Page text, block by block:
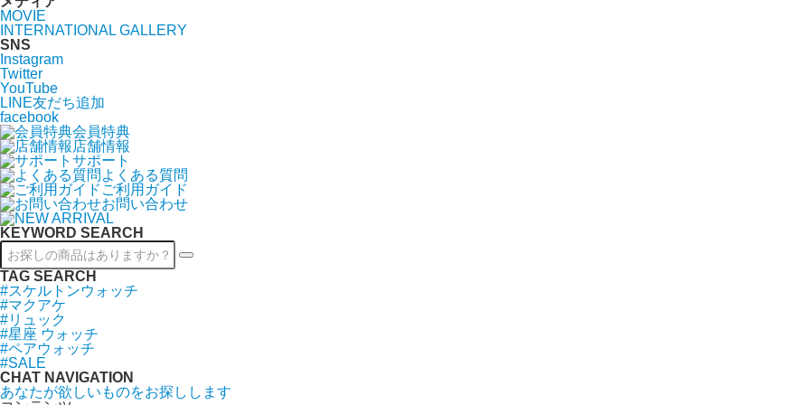
MOVIE
INTERNATIONAL GALLERY
SNS
Instagram
Twitter
YouTube
LINE友だち追加
facebook
会員特典
店舗情報
サポート
よくある質問
ご利用ガイド
お問い合わせ
KEYWORD SEARCH
TAG SEARCH
#スケルトンウォッチ
#マクアケ
#リュック
#星座 ウォッチ
#ペアウォッチ
#SALE
CHAT NAVIGATION
あなたが欲しいものをお探しします